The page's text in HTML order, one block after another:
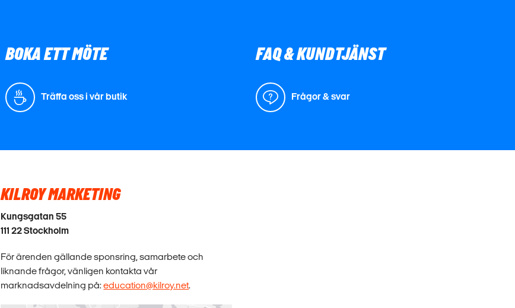
BOKA ETT MÖTE
Träffa oss i vår butik
FAQ & KUNDTJÄNST
Frågor & svar
KILROY MARKETING
Kungsgatan 55
111 22 Stockholm
För ärenden gällande sponsring, samarbete och
liknande frågor, vänligen kontakta vår
marknadsavdelning på:education@kilroy.net.